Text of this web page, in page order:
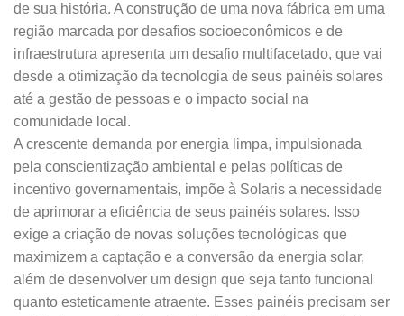
de sua história. A construção de uma nova fábrica em uma
região marcada por desafios socioeconômicos e de
infraestrutura apresenta um desafio multifacetado, que vai
desde a otimização da tecnologia de seus painéis solares
até a gestão de pessoas e o impacto social na
comunidade local.
A crescente demanda por energia limpa, impulsionada
pela conscientização ambiental e pelas políticas de
incentivo governamentais, impõe à Solaris a necessidade
de aprimorar a eficiência de seus painéis solares. Isso
exige a criação de novas soluções tecnológicas que
maximizem a captação e a conversão da energia solar,
além de desenvolver um design que seja tanto funcional
quanto esteticamente atraente. Esses painéis precisam ser